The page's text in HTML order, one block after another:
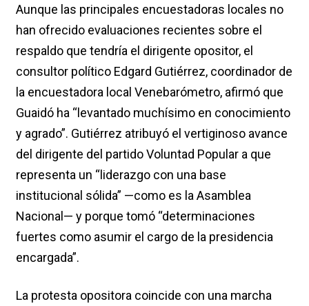
Aunque las principales encuestadoras locales no
han ofrecido evaluaciones recientes sobre el
respaldo que tendría el dirigente opositor, el
consultor político Edgard Gutiérrez, coordinador de
la encuestadora local Venebarómetro, afirmó que
Guaidó ha “levantado muchísimo en conocimiento
y agrado”. Gutiérrez atribuyó el vertiginoso avance
del dirigente del partido Voluntad Popular a que
representa un “liderazgo con una base
institucional sólida” —como es la Asamblea
Nacional— y porque tomó “determinaciones
fuertes como asumir el cargo de la presidencia
encargada”.
La protesta opositora coincide con una marcha